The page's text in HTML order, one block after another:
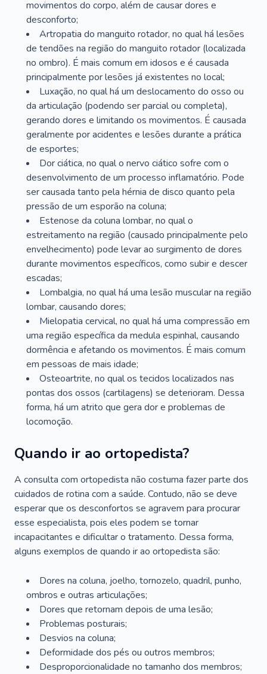
movimentos do corpo, além de causar dores e
desconforto;
Artropatia do manguito rotador, no qual há lesões
de tendões na região do manguito rotador (localizada
no ombro). É mais comum em idosos e é causada
principalmente por lesões já existentes no local;
Luxação, no qual há um deslocamento do osso ou
da articulação (podendo ser parcial ou completa),
gerando dores e limitando os movimentos. É causada
geralmente por acidentes e lesões durante a prática
de esportes;
Dor ciática, no qual o nervo ciático sofre com o
desenvolvimento de um processo inflamatório. Pode
ser causada tanto pela hérnia de disco quanto pela
pressão de um esporão na coluna;
Estenose da coluna lombar, no qual o
estreitamento na região (causado principalmente pelo
envelhecimento) pode levar ao surgimento de dores
durante movimentos específicos, como subir e descer
escadas;
Lombalgia, no qual há uma lesão muscular na região
lombar, causando dores;
Mielopatia cervical, no qual há uma compressão em
uma região específica da medula espinhal, causando
dormência e afetando os movimentos. É mais comum
em pessoas de mais idade;
Osteoartrite, no qual os tecidos localizados nas
pontas dos ossos (cartilagens) se deterioram. Dessa
forma, há um atrito que gera dor e problemas de
locomoção.
Quando ir ao ortopedista?
A consulta com ortopedista não costuma fazer parte dos
cuidados de rotina com a saúde. Contudo, não se deve
esperar que os desconfortos se agravem para procurar
esse especialista, pois eles podem se tornar
incapacitantes e dificultar o tratamento. Dessa forma,
alguns exemplos de quando ir ao ortopedista são:
Dores na coluna, joelho, tornozelo, quadril, punho,
ombros e outras articulações;
Dores que retornam depois de uma lesão;
Problemas posturais;
Desvios na coluna;
Deformidade dos pés ou outros membros;
Desproporcionalidade no tamanho dos membros;